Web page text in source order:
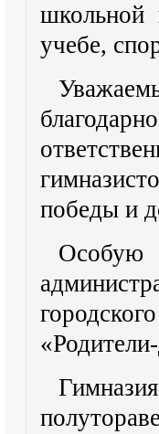
школьной
учебе,
победы и
Особую